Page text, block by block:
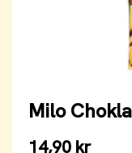
Milo
14,90 kr